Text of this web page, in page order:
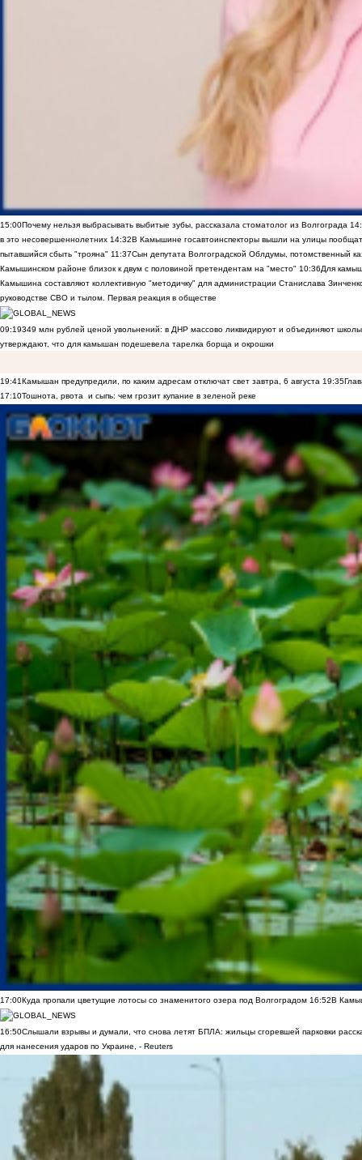
15:00Почему нельзя выбрасывать выбитые зубы, рассказала стоматолог из Волгограда
в это несовершеннолетних 14:32В Камышине госавтоинспекторы вышли на улицы
пытавшийся сбыть "трояна" 11:37Сын депутата Волгоградской Облдумы, потомственный
Камышинском районе близок к двум с половиной претендентам на "место" 10:36Для
Камышина составляют коллективную "методичку" для администрации Станислава
руководстве СВО и тылом. Первая реакция в обществе
09:19349 млн рублей ценой увольнений: в ДНР массово ликвидируют и объединяют
утверждают, что для камышан подешевела тарелка борща и окрошки
19:41Камышан предупредили, по каким адресам отключат свет завтра, 6 августа 19:35
17:10Тошнота, рвота и сыпь: чем грозит купание в зеленой реке
17:00Куда пропали цветущие лотосы со знаменитого озера под Волгоградом 16:52В
16:50Слышали взрывы и думали, что снова летят БПЛА: жильцы сгоревшей парковки
для нанесения ударов по Украине, - Reuters